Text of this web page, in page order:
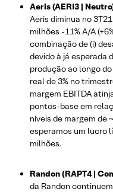
Aeris (AERI3 |
Aeris diminua no
milhões -11% A/A
combinação de (i)
devido à já esperada
produção ao longo
real de 3% no
margem EBITDA
pontos-base em
níveis de margem de
esperamos um lucro
milhões.
Randon (RAPT4 |
da Randon